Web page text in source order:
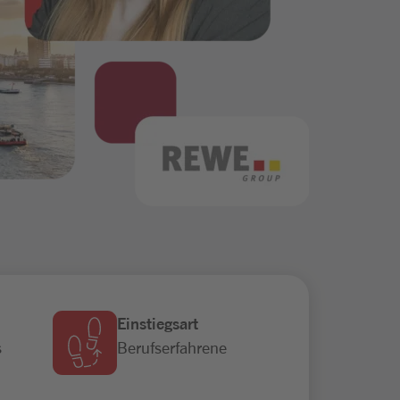
Einstiegsart
Berufserfahrene